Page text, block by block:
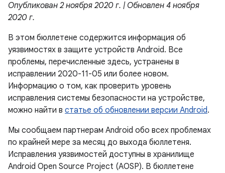
Опубликован 2 ноября 2020 г. | Обновлен 4 ноября
2020 г.
В этом бюллетене содержится информация об
уязвимостях в защите устройств Android. Все
проблемы, перечисленные здесь, устранены в
исправлении 2020-11-05 или более новом.
Информацию о том, как проверить уровень
исправления системы безопасности на устройстве,
можно найти в статье об обновлении версии Android.
Мы сообщаем партнерам Android обо всех проблемах
по крайней мере за месяц до выхода бюллетеня.
Исправления уязвимостей доступны в хранилище
Android Open Source Project (AOSP). В бюллетене